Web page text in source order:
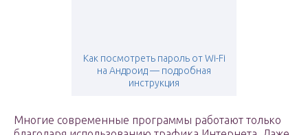
Как посмотреть пароль от Wi-Fi
на Андроид — подробная
инструкция
Многие современные программы работают только